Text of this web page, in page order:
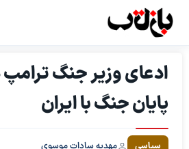
ادعای وزیر جنگ ترامپ
پایان جنگ با ایران
سیاسی مهدیه سادات موسوی